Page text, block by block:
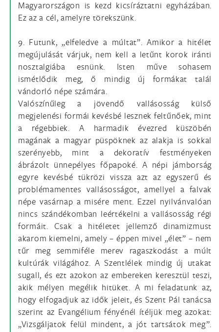
Magyarországon is kezd kicsíráztatni egyházában.
Ez az a cél, amelyre törekszünk.
9. Futunk, „elfeledve a múltat”. Amikor a hitélet
megújulását várjuk, nem kell a letűnt korok iránti
nosztalgiába esnünk. Isten műve sohasem
ismétlődik meg, ő mindig új formákat talál
vándorló népe számára.
Valószínűleg a jövendő vallásosság külső
megjelenési formái kevésbé lesznek feltűnőek, mint
a régebbiek. A harmadik évezred küszöbén
magának a magyar püspöknek az alakja is sokkal
szerényebb, mint a dekoratív festményeken
ábrázolt ünnepélyes főpapoké. A népi jámborság
egyre kevésbé tükrözi vissza azt az egyszerű és
problémamentes vallásosságot, amellyel a falvak
népe vasárnap a misére ment. Ezzel nyilvánvalóan
nincs szándékomban leértékelni a vallásosság régi
formáit. Csak a hitéletet jellemző dinamizmust
akarom kiemelni, amely – éppen mivel „élet” – nem
tűr meg semmiféle merev ragaszkodást a múlt
kultúrák világához. A Szentlélek mindig új utakat
sugall, és ezt azokon az embereken keresztül teszi,
akik mélyen megélik hitüket. A mi feladatunk az,
hogy elfogadjuk az idők jeleit, és Szent Pál tanácsa
szerint az Evangélium fényénél ítéljük meg azokat:
„Vizsgáljatok felül mindent, a jót tartsátok meg”.